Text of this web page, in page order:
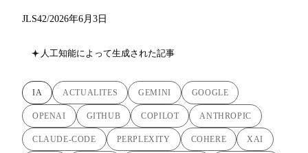
JLS42/2026年6月3日
人工知能によって生成された記事
IA ACTUALITES GEMINI GOOGLE
OPENAI GITHUB COPILOT ANTHROPIC
CLAUDE-CODE PERPLEXITY COHERE XAI